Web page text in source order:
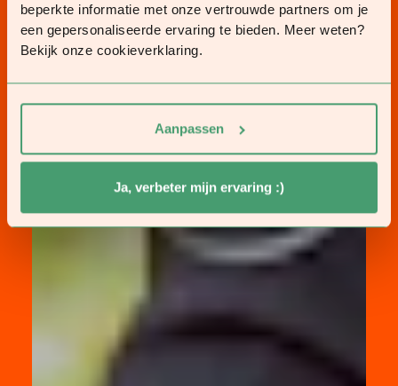
beperkte informatie met onze vertrouwde partners om je
een gepersonaliseerde ervaring te bieden. Meer weten?
Bekijk onze cookieverklaring.
Aanpassen
Ja, verbeter mijn ervaring :)